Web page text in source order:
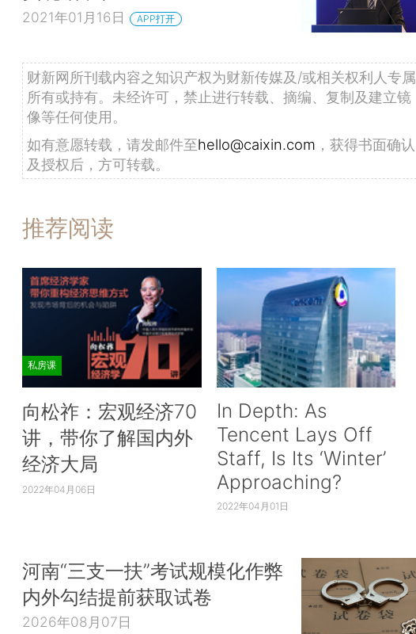
2021年01月16日 APP打开
财新网所刊载内容之知识产权为财新传媒及/或相关权利人专属
所有或持有。未经许可，禁止进行转载、摘编、复制及建立镜
像等任何使用。
如有意愿转载，请发邮件至hello@caixin.com ，获得书面确认
及授权后，方可转载。
推荐阅读
私房课
向松祚：宏观经济70
讲，带你了解国内外
经济大局
2022年04月06日
In Depth: As
Tencent Lays Off
Staff, Is Its ‘Winter’
Approaching?
2022年04月01日
河南“三支一扶”考试规模化作弊
内外勾结提前获取试卷
2026年08月07日